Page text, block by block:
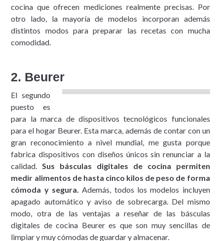
cocina que ofrecen mediciones realmente precisas. Por
otro lado, la mayoría de modelos incorporan además
distintos modos para preparar las recetas con mucha
comodidad.
2. Beurer
El segundo
puesto es
para la marca de dispositivos tecnológicos funcionales
para el hogar Beurer. Esta marca, además de contar con un
gran reconocimiento a nivel mundial, me gusta porque
fabrica dispositivos con diseños únicos sin renunciar a la
calidad. Sus básculas digitales de cocina permiten
medir alimentos de hasta cinco kilos de peso de forma
cómoda y segura.
Además, todos los modelos incluyen
apagado automático y aviso de sobrecarga. Del mismo
modo, otra de las ventajas a reseñar de las básculas
digitales de cocina Beurer es que son muy sencillas de
limpiar y muy cómodas de guardar y almacenar.